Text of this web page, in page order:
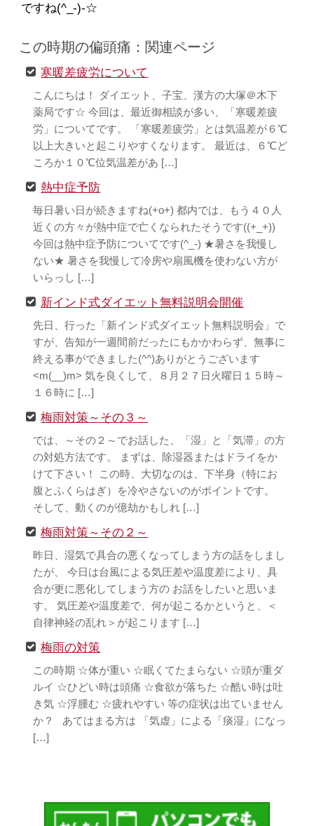
ですね(^_-)-☆
この時期の偏頭痛：関連ページ
寒暖差疲労について
こんにちは！ ダイエット、子宝、漢方の大塚＠木下
薬局です☆ 今回は、最近御相談が多い、「寒暖差疲
労」についてです。 「寒暖差疲労」とは気温差が６℃
以上大きいと起こりやすくなります。 最近は、６℃ど
ころか１０℃位気温差があ […]
熱中症予防
毎日暑い日が続きますね(+o+) 都内では、もう４０人
近くの方々が熱中症で亡くなられたそうです((+_+))
今回は熱中症予防についてです(^_-) ★暑さを我慢し
ない★ 暑さを我慢して冷房や扇風機を使わない方が
いらっし […]
新インド式ダイエット無料説明会開催
先日、行った「新インド式ダイエット無料説明会」で
すが、告知が一週間前だったにもかかわらず、無事に
終える事ができました(^^)ありがとうございます
<m(__)m> 気を良くして、８月２７日火曜日１５時～
１６時に […]
梅雨対策～その３～
では、～その２～でお話した、「湿」と「気滞」の方
の対処方法です。 まずは、除湿器またはドライをか
けて下さい！ この時、大切なのは、下半身（特にお
腹とふくらはぎ）を冷やさないのがポイントです。
そして、動くのが億劫かもしれ […]
梅雨対策～その２～
昨日、湿気で具合の悪くなってしまう方の話をしまし
たが、 今日は台風による気圧差や温度差により、具
合が更に悪化してしまう方の お話をしたいと思いま
す。 気圧差や温度差で、何が起こるかというと、＜
自律神経の乱れ＞が起こります […]
梅雨の対策
この時期 ☆体が重い ☆眠くてたまらない ☆頭が重ダ
ルイ ☆ひどい時は頭痛 ☆食欲が落ちた ☆酷い時は吐
き気 ☆浮腫む ☆疲れやすい 等の症状は出ていません
か？ あてはまる方は 「気虚」による「痰湿」になっ
[…]